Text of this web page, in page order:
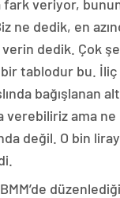
fark veriyor,
ne dedik, en
dedik. Çok
tablodur bu. İliç
bağışlanan
verebiliriz ama
değil. O bin